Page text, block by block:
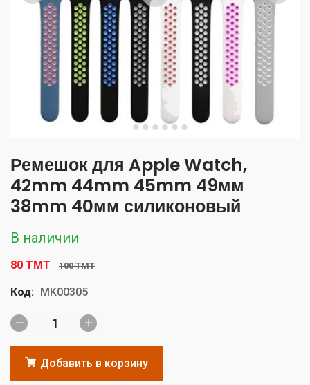
Ремешок для Apple Watch,
42mm 44mm 45mm 49мм
38mm 40мм силиконовый
В наличии
80 TMT 100 TMT
Код: MK00305
Добавить в корзину